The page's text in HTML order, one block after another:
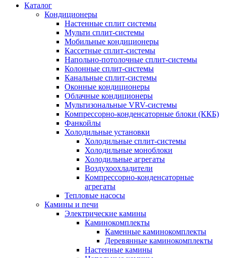
Каталог
Кондиционеры
Настенные сплит системы
Мульти сплит-системы
Мобильные кондиционеры
Кассетные сплит-системы
Напольно-потолочные сплит-системы
Колонные сплит-системы
Канальные сплит-системы
Оконные кондиционеры
Облачные кондиционеры
Мультизональные VRV-системы
Компрессорно-конденсаторные блоки (ККБ)
Фанкойлы
Холодильные установки
Холодильные сплит-системы
Холодильные моноблоки
Холодильные агрегаты
Воздухоохладители
Компрессорно-конденсаторные
агрегаты
Тепловые насосы
Камины и печи
Электрические камины
Каминокомплекты
Каменные каминокомплекты
Деревянные каминокомплекты
Настенные камины